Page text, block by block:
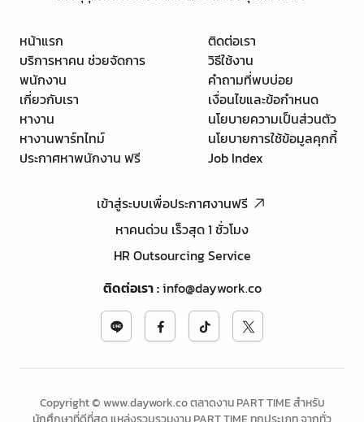
หน้าแรก
บริการหาคน ช่วยจัดการ
พนักงาน
เกี่ยวกับเรา
หางาน
หางานพาร์ทไทม์
ประกาศหาพนักงาน ฟรี
ติดต่อเรา
วิธีใช้งาน
คำถามที่พบบ่อย
เงื่อนไขและข้อกำหนด
นโยบายความเป็นส่วนตัว
นโยบายการใช้ข้อมูลคุกกี้
Job Index
เข้าสู่ระบบเพื่อประกาศงานฟรี
หาคนด่วน เร็วสุด 1 ชั่วโมง
HR Outsourcing Service
ติดต่อเรา:info@daywork.co
Copyright © www.daywork.co ตลาดงาน PART TIME สำหรับ